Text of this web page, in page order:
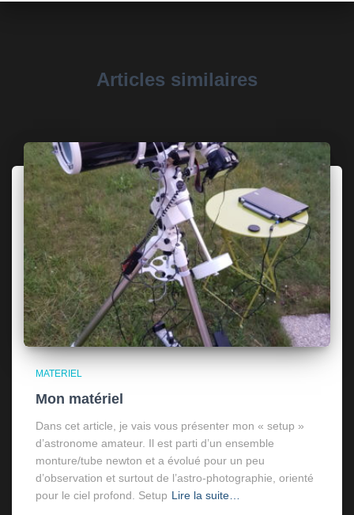
Articles similaires
MATERIEL
Mon matériel
Dans cet article, je vais vous présenter mon « setup »
d’astronome amateur. Il est parti d’un ensemble
monture/tube newton et a évolué pour un peu
d’observation et surtout de l’astro-photographie, orienté
pour le ciel profond. Setup Lire la suite…